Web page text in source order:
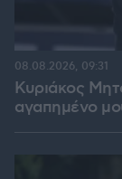
Κυριάκος
αγαπημένο
08.08.2026, 09:31